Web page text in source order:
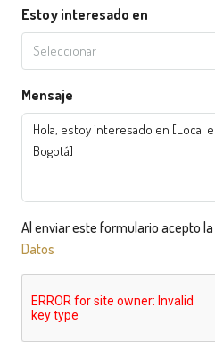
Estoy interesado en
Seleccionar
Mensaje
Al enviar este formulario acepto la
Datos